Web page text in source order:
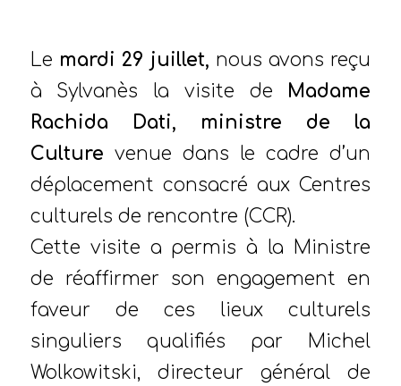
Le mardi 29 juillet, nous avons reçu
à Sylvanès la visite de
Madame
Rachida Dati, ministre de la
Culture venue dans le cadre d’un
déplacement consacré aux Centres
culturels de rencontre (CCR).
Cette visite a permis à la Ministre
de réaffirmer son engagement en
faveur de ces lieux culturels
singuliers qualifiés par Michel
Wolkowitski, directeur général de